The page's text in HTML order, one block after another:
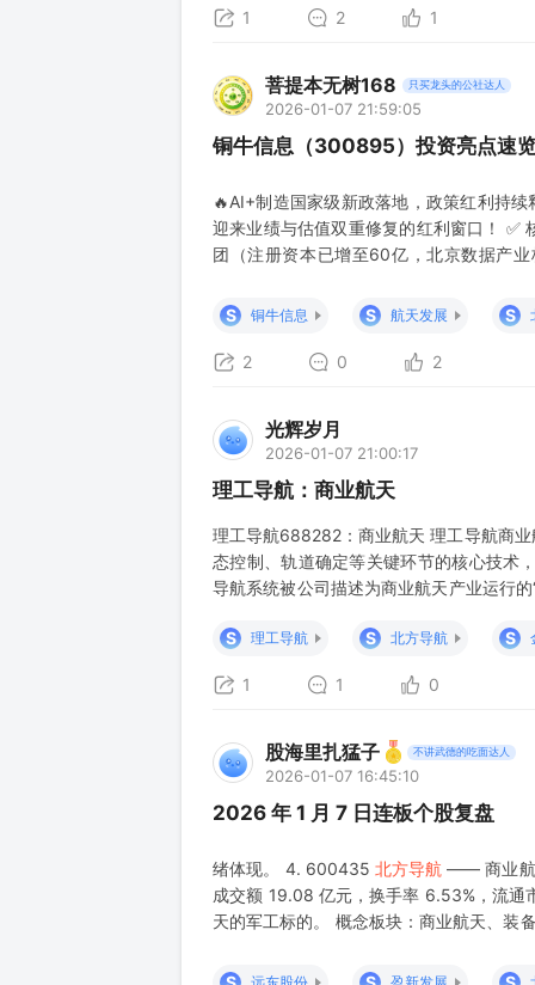
1 2 1
菩提本无树168 只买龙头的公社达人
2026-01-07 21:59:05
铜牛信息（300895）投资亮点速
🔥AI+制造国家级新政落地，政策红利持
迎来业绩与估值双重修复的红利窗口！ ✅
团（注册资本已增至60亿，北京数据产
方恒超算基地即将投产，投产后算力规模
头共建国产算力生
S 铜牛信息 S 航天发展 S
2 0 2
光辉岁月
2026-01-07 21:00:17
理工导航：商业航天
理工导航688282：商业航天 理工导航商
态控制、轨道确定等关键环节的核心技术
导航系统被公司描述为商业航天产业运行
率陀螺组合系统等。公司已与国内某商业
S 理工导航 S 北方导航 S
1 1 0
股海里扎猛子 不讲武德的吃面达人
2026-01-07 16:45:10
2026 年 1 月 7 日连板个股复盘
绪体现。 4. 600435 北方导航 —— 商业航
成交额 19.08 亿元，换手率 6.53%，流
天的军工标的。 概念板块：商业航天、装